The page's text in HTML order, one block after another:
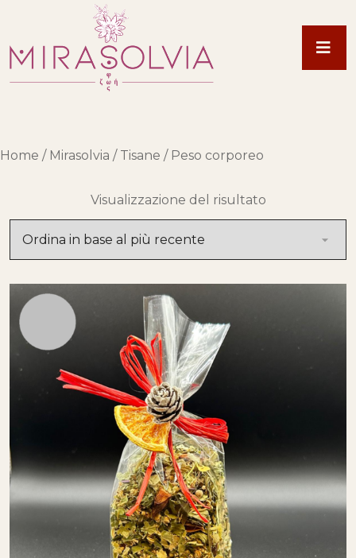
Home / Mirasolvia / Tisane / Peso corporeo
Visualizzazione del risultato